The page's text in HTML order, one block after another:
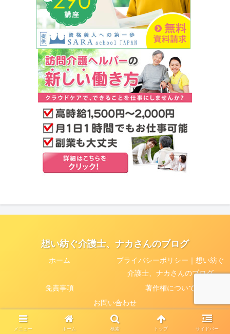
想い紡ぐ介護士、ナカさんのブログ
ホーム
プライバシーポリシー｜想い紡ぐ
介護士、ナカさんのブログ
免責事項
著作権について
お問い合わせ
© 2020 想い紡ぐ介護士、ナカさんのブログ.
メニュー ホーム 検索 トップ サイドバー